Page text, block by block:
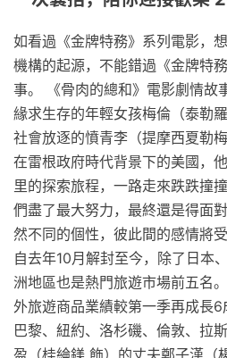
如看過《金牌特務》系列電影，
機構的起源，不能錯過《金牌特
事。 《骨肉的總和》電影劇情故
緣求生存的年輕女孩梅倫（泰勒
社會放逐的憤青李（提摩西夏勒
在雷根政府時代背景下的美國，
里的探索旅程，一路走來跌跌撞
們盡了最大努力，最終還是得面
然不同的個性，彼此間的感情將
自去年10月解封至今，除了日本
洲地區也是熱門旅遊市場前五名
外旅遊商品業績較第一季再成長
巴黎、紐約、洛杉磯、倫敦、拉
盈（桂綸鎂 飾）的丈夫鄭子漢（